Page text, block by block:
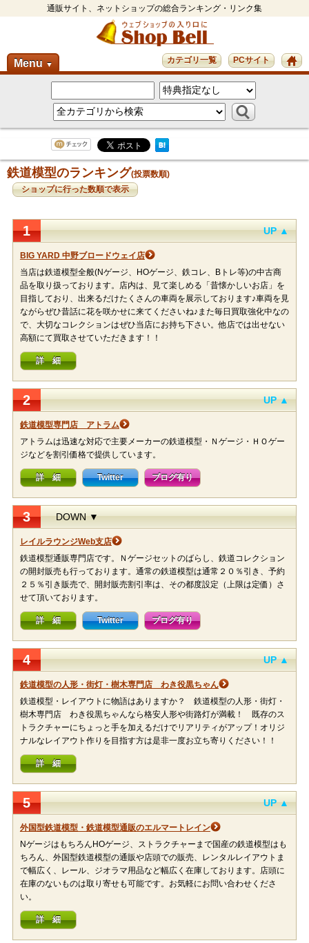
通販サイト、ネットショップの総合ランキング・リンク集
Menu ▼ PCサイト
カテゴリ一覧
鉄道模型のランキング(投票数順)
ショップに行った数順で表示
1 UP ▲
BIG YARD 中野ブロードウェイ店
当店は鉄道模型全般(Nゲージ、HOゲージ、鉄コレ、Bトレ等)の中古商
品を取り扱っております。店内は、見て楽しめる「昔懐かしいお店」を
目指しており、出来るだけたくさんの車両を展示しております♪車両を見
ながらぜひ昔話に花を咲かせに来てくださいね♪また毎日買取強化中なの
で、大切なコレクションはぜひ当店にお持ち下さい。他店では出せない
高額にて買取させていただきます！！
詳 細
2 UP ▲
鉄道模型専門店 アトラム
アトラムは迅速な対応で主要メーカーの鉄道模型・Ｎゲージ・ＨＯゲー
ジなどを割引価格で提供しています。
詳 細 Twitter ブログ有り
3 DOWN ▼
レイルラウンジWeb支店
鉄道模型通販専門店です。Ｎゲージセットのばらし、鉄道コレクション
の開封販売も行っております。通常の鉄道模型は通常２０％引き、予約
２５％引き販売で、開封販売割引率は、その都度設定（上限は定価）さ
せて頂いております。
詳 細 Twitter ブログ有り
4 UP ▲
鉄道模型の人形・街灯・樹木専門店 わき役黒ちゃん
鉄道模型・レイアウトに物語はありますか？ 鉄道模型の人形・街灯・
樹木専門店 わき役黒ちゃんなら格安人形や街路灯が満載！ 既存のス
トラクチャーにちょっと手を加えるだけでリアリティがアップ！オリジ
ナルなレイアウト作りを目指す方は是非一度お立ち寄りください！！
詳 細
5 UP ▲
外国型鉄道模型・鉄道模型通販のエルマートレイン
NゲージはもちろんHOゲージ、ストラクチャーまで国産の鉄道模型はも
ちろん、外国型鉄道模型の通販や店頭での販売、レンタルレイアウトま
で幅広く、レール、ジオラマ用品など幅広く在庫しております。店頭に
在庫のないものは取り寄せも可能です。お気軽にお問い合わせくださ
い。
詳 細